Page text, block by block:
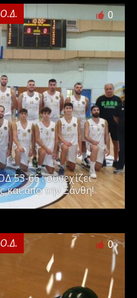
0
53-66 : συνεχίζει
και απο την Ξάνθη!
0